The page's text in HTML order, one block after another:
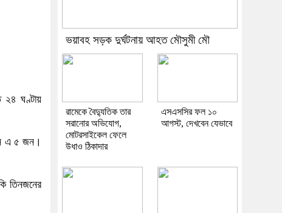
২৪ ঘণ্টায়
এ ৫ জন।
তিনজনের
ভয়াবহ সড়ক দুর্ঘটনায় আহত মৌসুমী মৌ
রামেকে বৈদ্যুতিক তার
সরানোর অভিযোগ,
মোটরসাইকেল ফেলে
উধাও ঠিকাদার
এসএসসির ফল ১০
আগস্ট, দেখবেন যেভাবে